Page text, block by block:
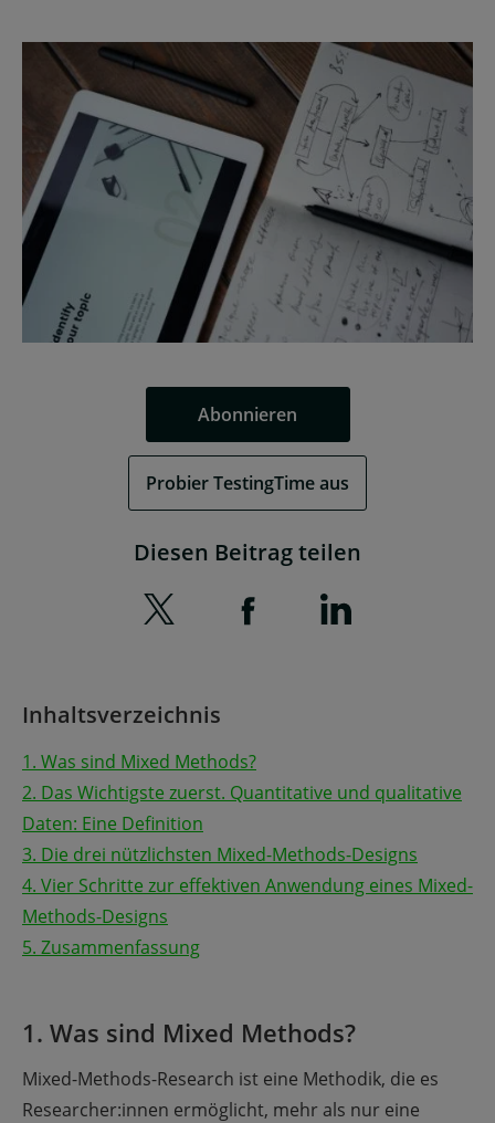
Abonnieren
Probier TestingTime aus
Diesen Beitrag teilen
Inhaltsverzeichnis
1. Was sind Mixed Methods?
2. Das Wichtigste zuerst. Quantitative und qualitative
Daten: Eine Definition
3. Die drei nützlichsten Mixed-Methods-Designs
4. Vier Schritte zur effektiven Anwendung eines Mixed-
Methods-Designs
5. Zusammenfassung
1. Was sind Mixed Methods?
Mixed-Methods-Research ist eine Methodik, die es
Researcher:innen ermöglicht, mehr als nur eine